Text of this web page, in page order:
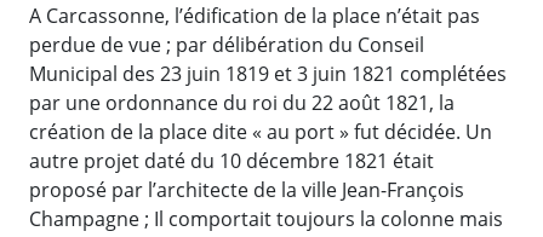
A Carcassonne, l’édification de la place n’était pas
perdue de vue ; par délibération du Conseil
Municipal des 23 juin 1819 et 3 juin 1821 complétées
par une ordonnance du roi du 22 août 1821, la
création de la place dite « au port » fut décidée. Un
autre projet daté du 10 décembre 1821 était
proposé par l’architecte de la ville Jean-François
Champagne ; Il comportait toujours la colonne mais